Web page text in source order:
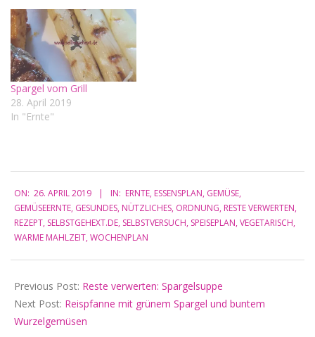
Spargel vom Grill
28. April 2019
In "Ernte"
04-
26
ON: 26. APRIL 2019 IN: ERNTE, ESSENSPLAN, GEMÜSE,
GEMÜSEERNTE, GESUNDES, NÜTZLICHES, ORDNUNG, RESTE VERWERTEN,
REZEPT, SELBSTGEHEXT.DE, SELBSTVERSUCH, SPEISEPLAN, VEGETARISCH,
WARME MAHLZEIT, WOCHENPLAN
Previous Post: Reste verwerten: Spargelsuppe
Next Post: Reispfanne mit grünem Spargel und buntem
Wurzelgemüsen